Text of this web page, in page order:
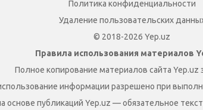
Политика конфиденциальности
Удаление пользовательских
© 2018-2026 Yep.uz
Правила использования материалов
Полное копирование материалов сайта Yep.uz
информации разрешено при
основе публикаций Yep.uz — обязательное